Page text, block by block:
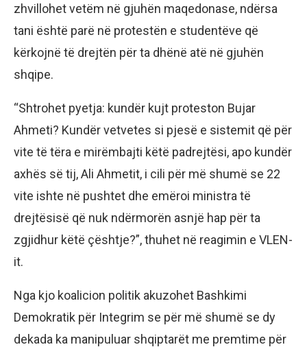
zhvillohet vetëm në gjuhën maqedonase, ndërsa
tani është parë në protestën e studentëve që
kërkojnë të drejtën për ta dhënë atë në gjuhën
shqipe.
“Shtrohet pyetja: kundër kujt proteston Bujar
Ahmeti? Kundër vetvetes si pjesë e sistemit që për
vite të tëra e mirëmbajti këtë padrejtësi, apo kundër
axhës së tij, Ali Ahmetit, i cili për më shumë se 22
vite ishte në pushtet dhe emëroi ministra të
drejtësisë që nuk ndërmorën asnjë hap për ta
zgjidhur këtë çështje?”, thuhet në reagimin e VLEN-
it.
Nga kjo koalicion politik akuzohet Bashkimi
Demokratik për Integrim se për më shumë se dy
dekada ka manipuluar shqiptarët me premtime për